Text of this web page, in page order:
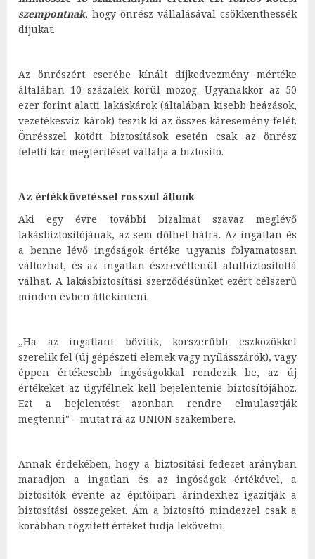
szempontnak, hogy önrész vállalásával csökkenthessék
díjukat.
Az önrészért cserébe kínált díjkedvezmény mértéke
általában 10 százalék körül mozog. Ugyanakkor az 50
ezer forint alatti lakáskárok (általában kisebb beázások,
vezetékesvíz-károk) teszik ki az összes káresemény felét.
Önrésszel kötött biztosítások esetén csak az önrész
feletti kár megtérítését vállalja a biztosító.
Az értékkövetéssel rosszul állunk
Aki egy évre további bizalmat szavaz meglévő
lakásbiztosítójának, az sem dőlhet hátra. Az ingatlan és
a benne lévő ingóságok értéke ugyanis folyamatosan
változhat, és az ingatlan észrevétlenül alulbiztosítottá
válhat. A lakásbiztosítási szerződésünket ezért célszerű
minden évben áttekinteni.
„Ha az ingatlant bővítik, korszerűbb eszközökkel
szerelik fel (új gépészeti elemek vagy nyílásszárók), vagy
éppen értékesebb ingóságokkal rendezik be, az új
értékeket az ügyfélnek kell bejelentenie biztosítójához.
Ezt a bejelentést azonban rendre elmulasztják
megtenni" – mutat rá az UNION szakembere.
Annak érdekében, hogy a biztosítási fedezet arányban
maradjon a ingatlan és az ingóságok értékével, a
biztosítók évente az építőipari árindexhez igazítják a
biztosítási összegeket. Ám a biztosító mindezzel csak a
korábban rögzített értéket tudja lekövetni.